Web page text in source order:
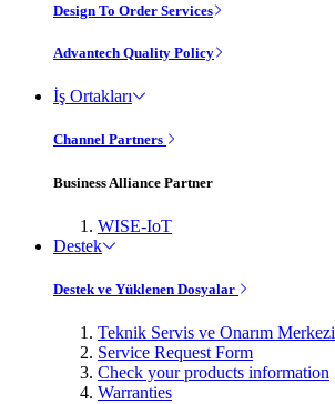
Design To Order Services
Advantech Quality Policy
İş Ortakları
Channel Partners
Business Alliance Partner
WISE-IoT
Destek
Destek ve Yüklenen Dosyalar
Teknik Servis ve Onarım Merkezi
Service Request Form
Check your products information
Warranties